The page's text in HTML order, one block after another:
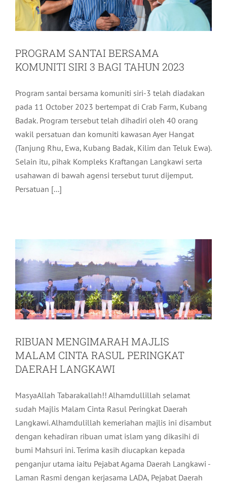
PROGRAM SANTAI BERSAMA
KOMUNITI SIRI 3 BAGI TAHUN 2023
Program santai bersama komuniti siri-3 telah diadakan
pada 11 October 2023 bertempat di Crab Farm, Kubang
Badak. Program tersebut telah dihadiri oleh 40 orang
wakil persatuan dan komuniti kawasan Ayer Hangat
(Tanjung Rhu, Ewa, Kubang Badak, Kilim dan Teluk Ewa).
Selain itu, pihak Kompleks Kraftangan Langkawi serta
usahawan di bawah agensi tersebut turut dijemput.
Persatuan [...]RIBUAN MENGIMARAH MAJLIS
RIBUAN MENGIMARAH MAJLIS
MALAM CINTA RASUL PERINGKAT
DAERAH LANGKAWI
MasyaAllah Tabarakallah!! Alhamdullillah selamat
sudah Majlis Malam Cinta Rasul Peringkat Daerah
Langkawi. Alhamdulillah kemeriahan majlis ini disambut
dengan kehadiran ribuan umat islam yang dikasihi di
bumi Mahsuri ini. Terima kasih diucapkan kepada
penganjur utama iaitu Pejabat Agama Daerah Langkawi -
Laman Rasmi dengan kerjasama LADA, Pejabat Daerah